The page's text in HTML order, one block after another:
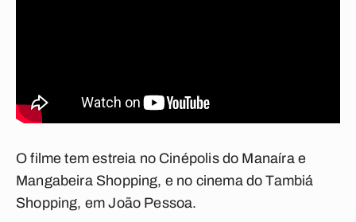
O filme tem estreia no Cinépolis do Manaíra e
Mangabeira Shopping, e no cinema do Tambiá
Shopping, em João Pessoa.